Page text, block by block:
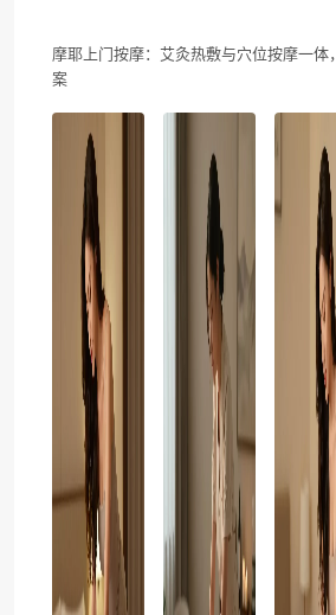
摩耶上门按摩：艾灸热敷与穴位按摩一体
案